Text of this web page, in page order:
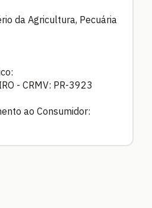
da Agricultura, Pecuária
- CRMV: PR-3923
ao Consumidor: